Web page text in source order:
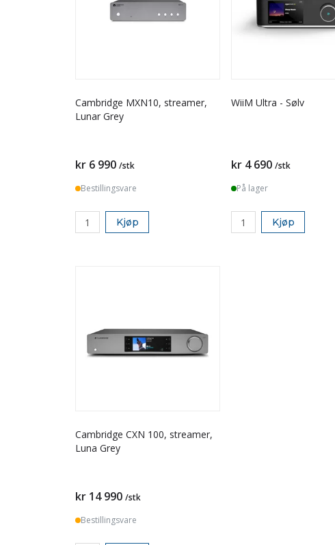
Cambridge MXN10, streamer,
Lunar Grey
kr 6 990 /stk
Bestillingsvare
Kjøp
WiiM Ultra - Sølv
kr 4 690 /stk
På lager
Kjøp
Cambridge CXN 100, streamer,
Luna Grey
kr 14 990 /stk
Bestillingsvare